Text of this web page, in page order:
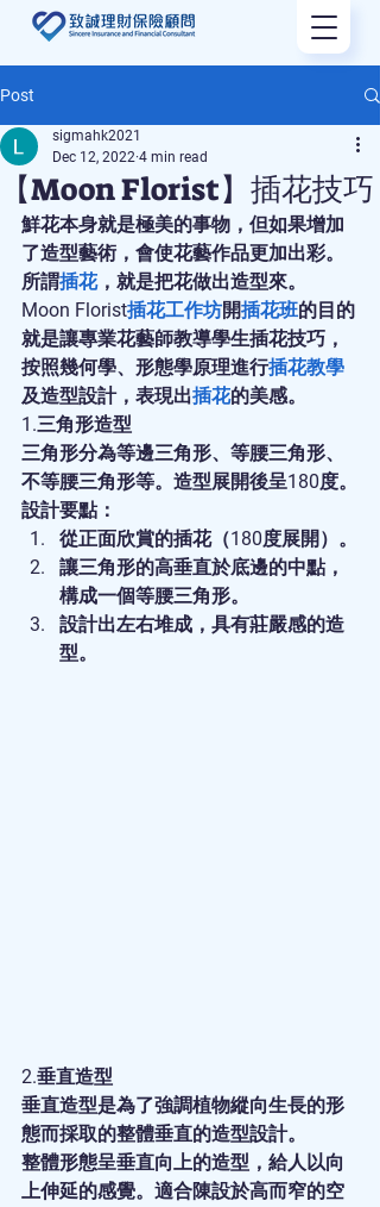
Post
【Moon Florist】插花技巧
sigmahk2021
Dec 12, 2022 4 min read
鮮花本身就是極美的事物，但如果增加
了造型藝術，會使花藝作品更加出彩。
所謂插花，就是把花做出造型來。
Moon Florist插花工作坊開插花班的目的
就是讓專業花藝師教導學生插花技巧，
按照幾何學、形態學原理進行插花教學
及造型設計，表現出插花的美感。
1.三角形造型
三角形分為等邊三角形、等腰三角形、
不等腰三角形等。造型展開後呈180度。
設計要點：
從正面欣賞的插花（180度展開）。
讓三角形的高垂直於底邊的中點，
構成一個等腰三角形。
設計出左右堆成，具有莊嚴感的造
型。
2.垂直造型
垂直造型是為了強調植物縱向生長的形
態而採取的整體垂直的造型設計。
整體形態呈垂直向上的造型，給人以向
上伸延的感覺。適合陳設於高而窄的空